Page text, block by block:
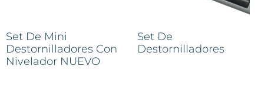
Set De Mini
Destornilladores Con
Nivelador NUEVO
Set De
Destornilladores